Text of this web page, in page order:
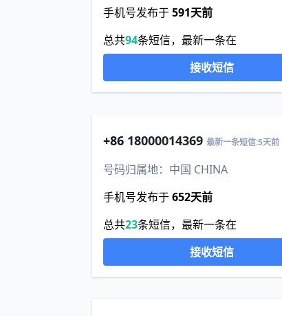
手机号发布于591天前
总共94条短信，最新一条在
接收短信
+86 18000014369 最新一条短信:5天前
号码归属地：中国 CHINA
手机号发布于652天前
总共23条短信，最新一条在
接收短信